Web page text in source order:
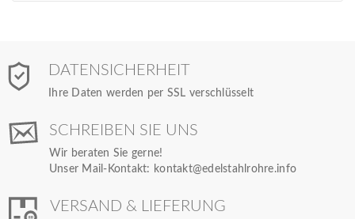
DATENSICHERHEIT
Ihre Daten werden per SSL verschlüsselt
SCHREIBEN SIE UNS
Wir beraten Sie gerne!
Unser Mail-Kontakt: kontakt@edelstahlrohre.info
VERSAND & LIEFERUNG